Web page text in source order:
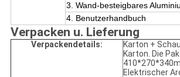
3. Wand-besteigbares
4. Benutzerhandbuch
Verpacken u. Lieferung
Verpackendetails:
Karton +
Karton. Die
Elektrischer